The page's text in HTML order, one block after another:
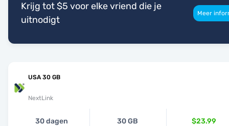
Krijg tot $5 voor elke vriend die je
uitnodigt
Meer
USA 30 GB
NextLink
30 dagen 30 GB $23.99